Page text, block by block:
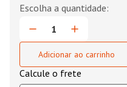
Adicionar ao carrinho